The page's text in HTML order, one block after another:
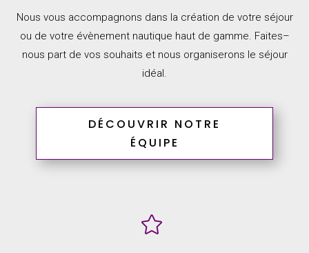
Nous vous accompagnons dans la création de votre séjour
ou de votre évènement nautique haut de gamme. Faites–
nous part de vos souhaits et nous organiserons le séjour
idéal.
DÉCOUVRIR NOTRE
ÉQUIPE
